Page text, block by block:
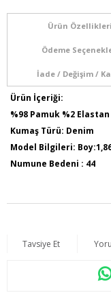
Ürün Özellikleri
Ödeme
İade / Değişim /
Ürün İçeriği:
%98 Pamuk %2 Elastan
Kumaş Türü: Denim
Model Bilgileri:
Numune Bedeni : 44
Tavsiye Et